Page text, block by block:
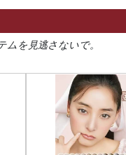
を見逃さないで。